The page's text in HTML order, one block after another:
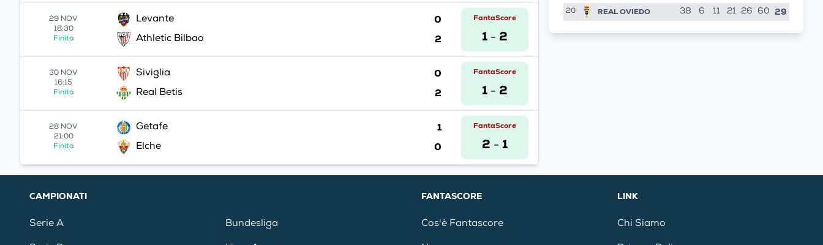
29 NOV
18:30
Finita
Levante 0
Athletic Bilbao 2
FantaScore
1 - 2
30 NOV
16:15
Finita
Siviglia 0
Real Betis 2
FantaScore
1 - 2
28 NOV
21:00
Finita
Getafe 1
Elche 0
FantaScore
2 - 1
20 REAL OVIEDO 38 6 11 21 26 60 29
CAMPIONATI
Serie A Bundesliga
FANTASCORE
Cos'è Fantascore
LINK
Chi Siamo